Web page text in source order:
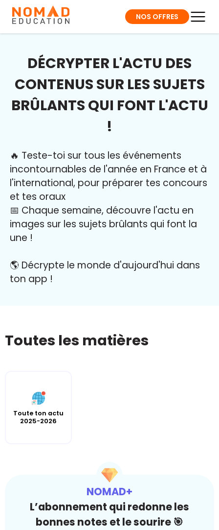
NOS OFFRES
DÉCRYPTER L'ACTU DES
CONTENUS SUR LES SUJETS
BRÛLANTS QUI FONT L'ACTU
!
🔥 Teste-toi sur tous les événements
incontournables de l'année en France et à
l'international, pour préparer tes concours
et tes oraux
📅 Chaque semaine, découvre l'actu en
images sur les sujets brûlants qui font la
une !
🌎 Décrypte le monde d'aujourd'hui dans
ton app !
Toutes les matières
Toute ton actu
2025-2026
NOMAD+
L’abonnement qui redonne les
bonnes notes et le sourire 🎯